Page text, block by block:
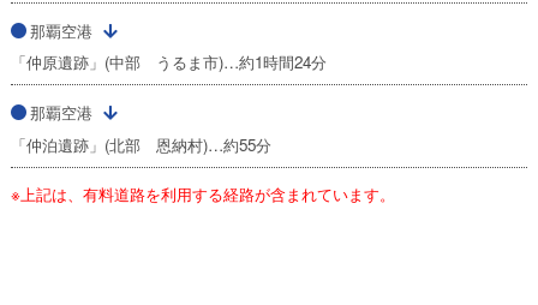
那覇空港
「仲原遺跡」(中部 うるま市)…約1時間24分
那覇空港
「仲泊遺跡」(北部 恩納村)…約55分
※上記は、有料道路を利用する経路が含まれています。